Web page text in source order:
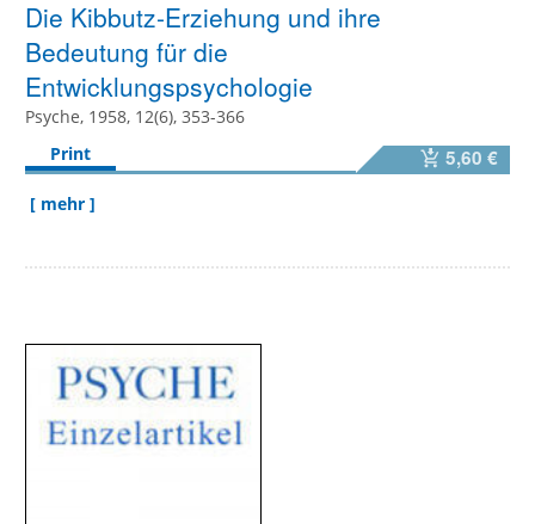
Die Kibbutz-Erziehung und ihre
Bedeutung für die
Entwicklungspsychologie
Psyche, 1958, 12(6), 353-366
Print
5,60 €
[ mehr ]